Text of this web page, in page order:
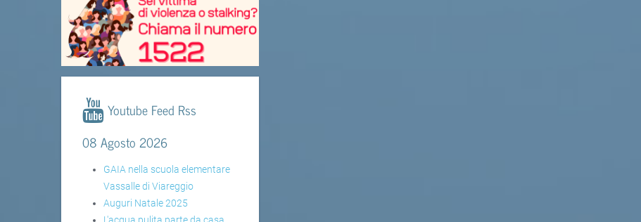
Youtube Feed Rss
08 Agosto 2026
GAIA nella scuola elementare
Vassalle di Viareggio
Auguri Natale 2025